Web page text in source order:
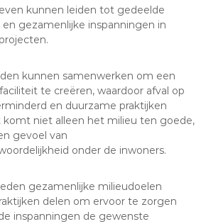
kunnen leiden tot gedeelde
en gezamenlijke inspanningen in
kunnen samenwerken om een
te creëren, waardoor afval op
en duurzame praktijken
komt niet alleen het milieu ten goede,
gevoel van
onder de inwoners.
gezamenlijke milieudoelen
delen om ervoor te zorgen
inspanningen de gewenste